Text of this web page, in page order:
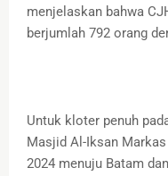
menjelaskan bahwa
berjumlah 792 orang
Untuk kloter penuh
Masjid Al-Iksan
2024 menuju Batam